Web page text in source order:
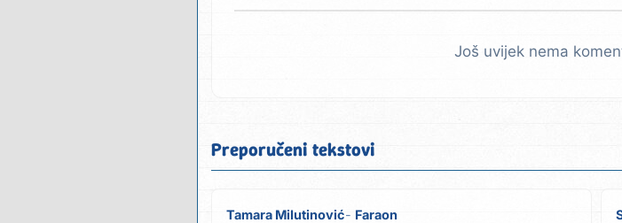
Još uvijek nema
Preporučeni tekstovi
Tamara Milutinović Faraon